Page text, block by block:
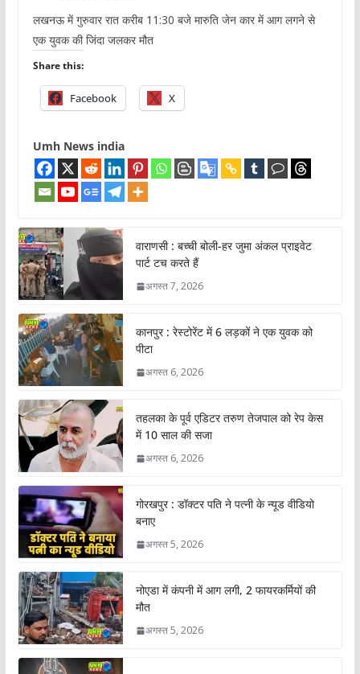
लखनऊ में गुरुवार रात करीब 11:30 बजे मारुति जेन कार में आग लगने से
एक युवक की जिंदा जलकर मौत
Share this:
Facebook X
Umh News india
वाराणसी : बच्ची बोली-हर जुमा अंकल प्राइवेट
पार्ट टच करते हैं
अगस्त 7, 2026
कानपुर : रेस्टोरेंट में 6 लड़कों ने एक युवक को
पीटा
अगस्त 6, 2026
तहलका के पूर्व एडिटर तरुण तेजपाल को रेप केस
में 10 साल की सजा
अगस्त 6, 2026
गोरखपुर : डॉक्टर पति ने पत्नी के न्यूड वीडियो
बनाए
अगस्त 5, 2026
नोएडा में कंपनी में आग लगी, 2 फायरकर्मियों की
मौत
अगस्त 5, 2026